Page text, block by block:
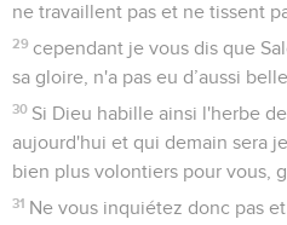
ne travaillent pas et ne tissent
29 cependant je vous dis que
sa gloire, n'a pas eu d’aussi
30 Si Dieu habille ainsi l'herbe
aujourd'hui et qui demain sera
bien plus volontiers pour vous,
31 Ne vous inquiétez donc pas